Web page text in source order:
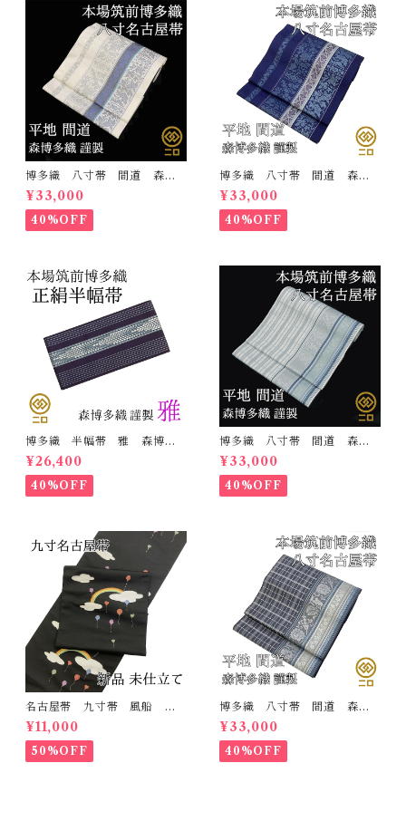
博多織 八寸帯 間道 森博
多織 正絹 日本製 未仕立
て 名古屋帯
¥33,000
40%OFF
博多織 八寸帯 間道 森博
多織 正絹 日本製 未仕立
て 名古屋帯
¥33,000
40%OFF
博多織 半幅帯 雅 森博多
織 正絹 リバーシブル 長
さ/3m78cm 日本製 和装
小袋帯 半巾帯
¥26,400
40%OFF
博多織 八寸帯 間道 森博
多織 正絹 日本製 未仕立
て 名古屋帯
¥33,000
40%OFF
名古屋帯 九寸帯 風船
雲 虹 正絹 日本製 九寸
名古屋帯
¥11,000
50%OFF
博多織 八寸帯 間道 森博
多織 正絹 日本製 未仕立
て 名古屋帯
¥33,000
40%OFF